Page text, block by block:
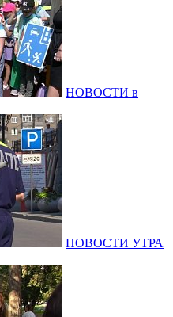
НОВОСТИ в
НОВОСТИ УТРА